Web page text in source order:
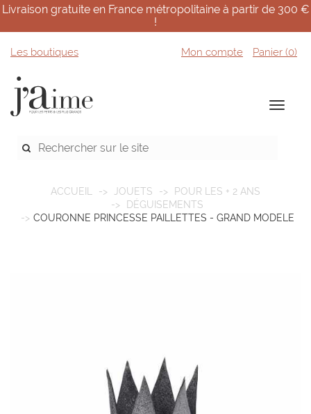
Livraison gratuite en France métropolitaine à partir de 300 €
!
Les boutiques Mon compte Panier (0)
ACCUEIL JOUETS
POUR LES + 2 ANS
DÉGUISEMENTS
COURONNE PRINCESSE PAILLETTES - GRAND MODELE